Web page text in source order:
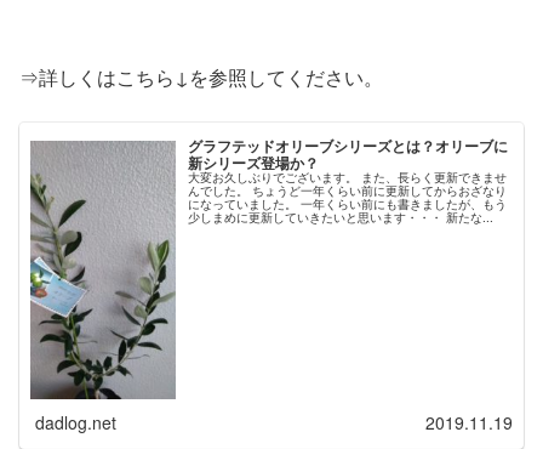
⇒詳しくはこちら↓を参照してください。
グラフテッドオリーブシリーズとは？オリーブに
新シリーズ登場か？
大変お久しぶりでございます。 また、長らく更新できませ
んでした。 ちょうど一年くらい前に更新してからおざなり
になっていました。 一年くらい前にも書きましたが、もう
少しまめに更新していきたいと思います・・・ 新たな...
dadlog.net 2019.11.19